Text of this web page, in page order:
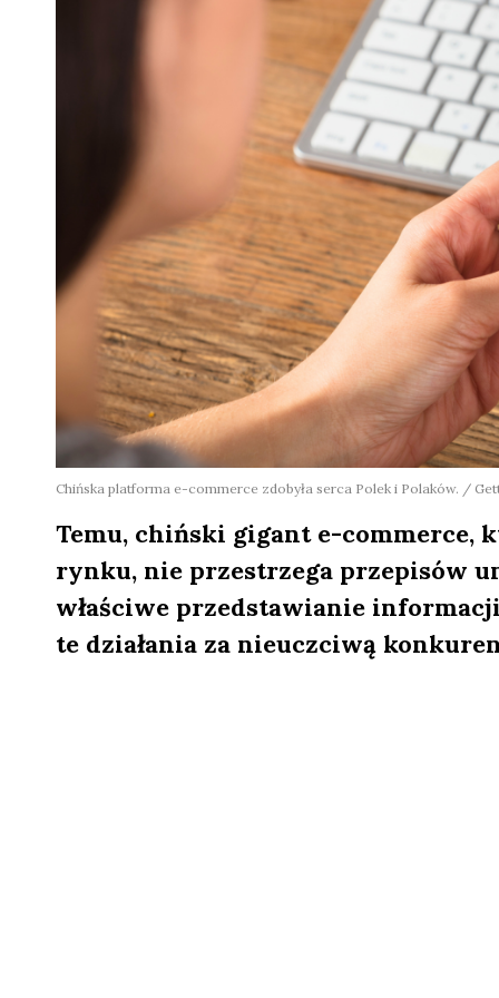
Chińska platforma e-commerce zdobyła serca Polek i Polaków. /
Temu, chiński gigant e-commerce,
rynku, nie przestrzega przepisów
właściwe przedstawianie
te działania za nieuczciwą